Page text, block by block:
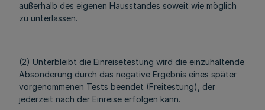
außerhalb des eigenen Hausstandes soweit wie möglich
zu unterlassen.
(2) Unterbleibt die Einreisetestung wird die einzuhaltende
Absonderung durch das negative Ergebnis eines später
vorgenommenen Tests beendet (Freitestung), der
jederzeit nach der Einreise erfolgen kann.